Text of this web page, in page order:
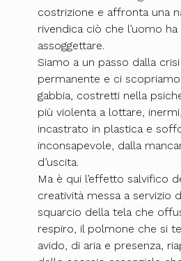
costrizione e affronta una
rivendica ciò che l’uomo
assoggettare.
Siamo a un passo dalla
permanente e ci
gabbia, costretti nella
più violenta a lottare,
incastrato in plastica e
inconsapevole, dalla
d’uscita.
Ma è qui l’effetto salvifico
creatività messa a servizio
squarcio della tela che
respiro, il polmone che si
avido, di aria e presenza,